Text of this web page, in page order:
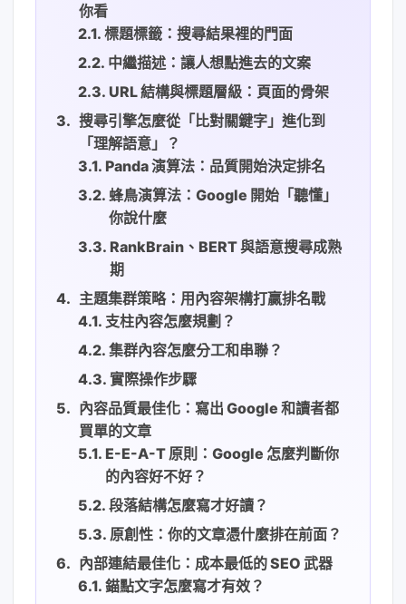
你看
標題標籤：搜尋結果裡的門面
中繼描述：讓人想點進去的文案
URL 結構與標題層級：頁面的骨架
搜尋引擎怎麼從「比對關鍵字」進化到
「理解語意」？
Panda 演算法：品質開始決定排名
蜂鳥演算法：Google 開始「聽懂」
你說什麼
RankBrain、BERT 與語意搜尋成熟
期
主題集群策略：用內容架構打贏排名戰
支柱內容怎麼規劃？
集群內容怎麼分工和串聯？
實際操作步驟
內容品質最佳化：寫出 Google 和讀者都
買單的文章
E-E-A-T 原則：Google 怎麼判斷你
的內容好不好？
段落結構怎麼寫才好讀？
原創性：你的文章憑什麼排在前面？
內部連結最佳化：成本最低的 SEO 武器
錨點文字怎麼寫才有效？